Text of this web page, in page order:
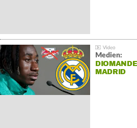
Medien:
MADRID